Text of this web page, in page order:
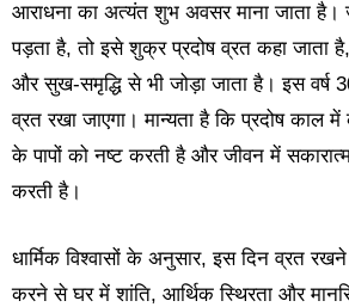
आराधना का अत्यंत शुभ अवसर माना जाता है।
पड़ता है, तो इसे शुक्र प्रदोष व्रत कहा जाता
और सुख-समृद्धि से भी जोड़ा जाता है। इस वर्ष
व्रत रखा जाएगा। मान्यता है कि प्रदोष काल में
के पापों को नष्ट करती है और जीवन में
करती है।
धार्मिक विश्वासों के अनुसार, इस दिन व्रत
करने से घर में शांति, आर्थिक स्थिरता और